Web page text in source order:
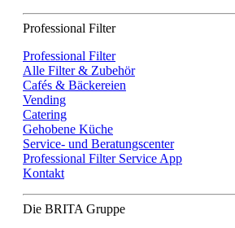
Professional Filter
Professional Filter
Alle Filter & Zubehör
Cafés & Bäckereien
Vending
Catering
Gehobene Küche
Service- und Beratungscenter
Professional Filter Service App
Kontakt
Die BRITA Gruppe